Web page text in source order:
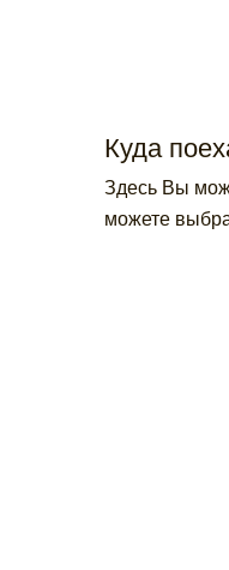
Куда
Здесь Вы
можете